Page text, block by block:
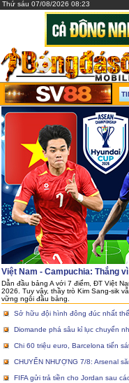
Thứ sáu 07/08/2026 08:23
Việt Nam - Campuchia: Thắng
Dẫn đầu bảng A với 7 điểm, ĐT Việt
2026. Tuy vậy, thầy trò Kim Sang-sik
vững ngôi đầu bảng.
Sở hữu đội hình đông đúc nhất
Diomande phá sâu kỉ lục chuyển
Chi 60 triệu euro, Barcelona tiến
CHUYỂN NHƯỢNG 7/8: Arsenal
FIFA gửi trả tiền cho Jordan sau